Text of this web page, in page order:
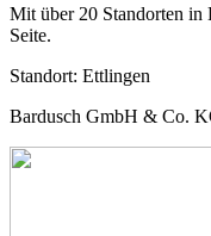
Mit über 20 Standorten in
Seite.
Standort: Ettlingen
Bardusch GmbH & Co.